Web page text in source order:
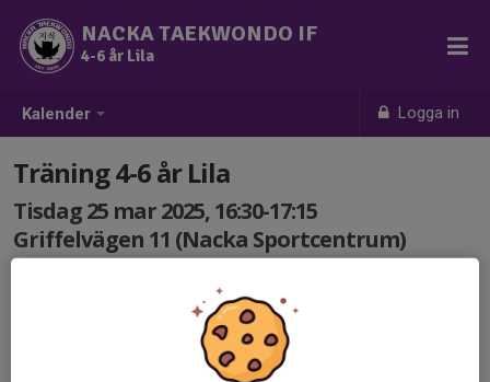
Kalender Logga in
NACKA TAEKWONDO IF
4-6 år Lila
Träning 4-6 år Lila
Tisdag 25 mar 2025, 16:30-17:15
Griffelvägen 11 (Nacka Sportcentrum)